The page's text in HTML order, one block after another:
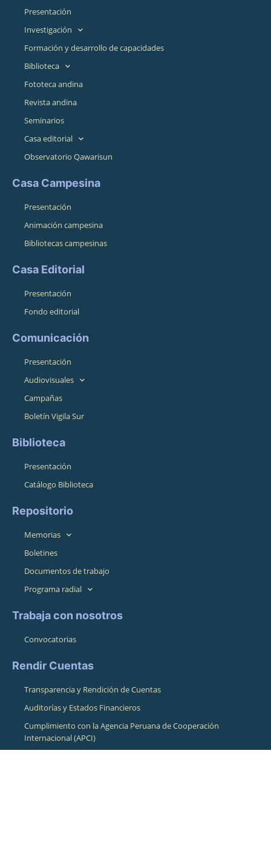
Presentación
Investigación
Formación y desarrollo de capacidades
Biblioteca
Fototeca andina
Revista andina
Seminarios
Casa editorial
Observatorio Qawarisun
Casa Campesina
Presentación
Animación campesina
Bibliotecas campesinas
Casa Editorial
Presentación
Fondo editorial
Comunicación
Presentación
Audiovisuales
Campañas
Boletín Vigila Sur
Biblioteca
Presentación
Catálogo Biblioteca
Repositorio
Memorias
Boletines
Documentos de trabajo
Programa radial
Trabaja con nosotros
Convocatorias
Rendir Cuentas
Transparencia y Rendición de Cuentas
Auditorías y Estados Financieros
Cumplimiento con la Agencia Peruana de Cooperación
Internacional (APCI)